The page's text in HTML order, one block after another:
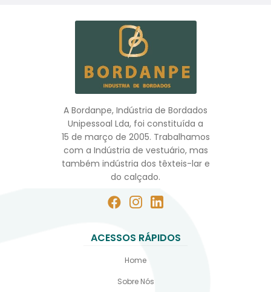
A Bordanpe, Indústria de Bordados
Unipessoal Lda, foi constituída a
15 de março de 2005. Trabalhamos
com a Indústria de vestuário, mas
também indústria dos têxteis-lar e
do calçado.
ACESSOS RÁPIDOS
Home
Sobre Nós